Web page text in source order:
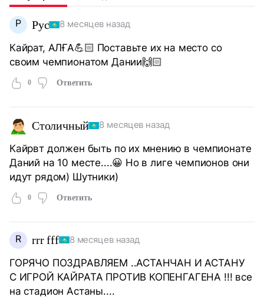
Р Рус 8 месяцев назад
Кайрат, АЛҒА💪🏻 Поставьте их на место со
своим чемпионатом Дании🙌🏻
0 Ответить
Столичный 8 месяцев назад
Кайрвт должен быть по их мнению в чемпионате
Даний на 10 месте....😀 Но в лиге чемпионов они
идут рядом) Шутники)
0 Ответить
R rrr fff 8 месяцев назад
ГОРЯЧО ПОЗДРАВЛЯЕМ ..АСТАНЧАН И АСТАНУ
С ИГРОЙ КАЙРАТА ПРОТИВ КОПЕНГАГЕНА !!! все
на стадион Астаны....